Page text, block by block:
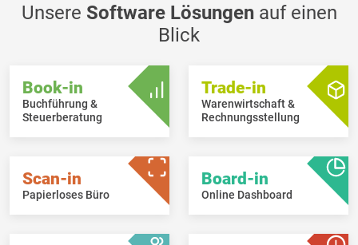
Unsere Software Lösungenauf einen
Blick
Book-in
Buchführung &
Steuerberatung
Trade-in
Warenwirtschaft &
Rechnungsstellung
Scan-in
Papierloses Büro
Board-in
Online Dashboard